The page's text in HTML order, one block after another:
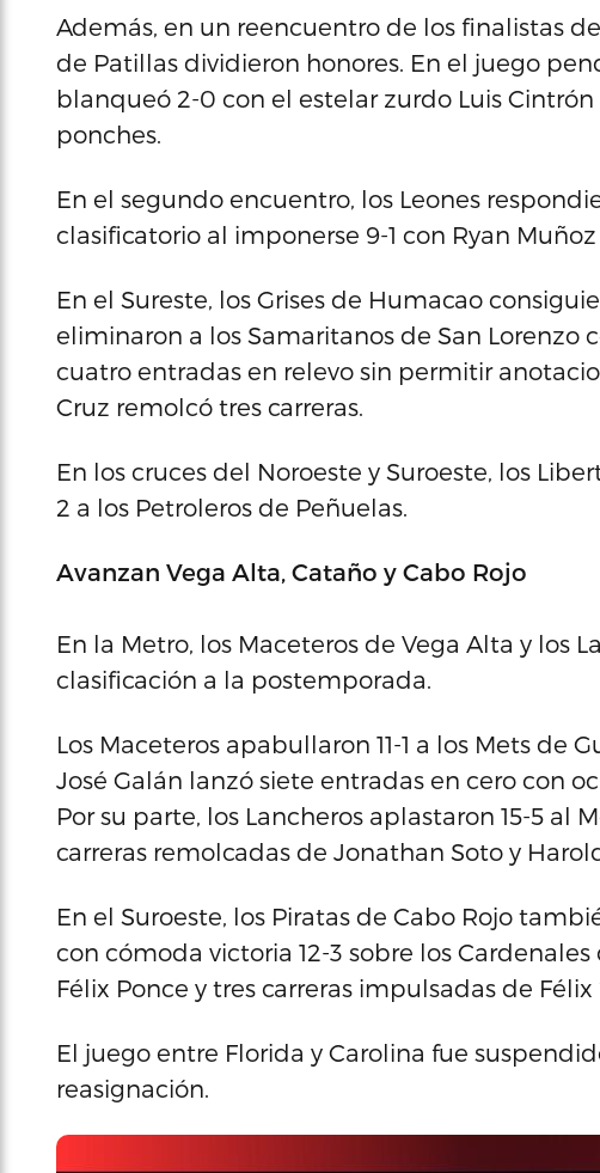
Además, en un reencuentro de los finalistas
de Patillas dividieron honores. En el juego
blanqueó 2-0 con el estelar zurdo Luis
ponches.
En el segundo encuentro, los Leones
clasificatorio al imponerse 9-1 con Ryan
En el Sureste, los Grises de Humacao
eliminaron a los Samaritanos de San Lorenzo
cuatro entradas en relevo sin permitir
Cruz remolcó tres carreras.
En los cruces del Noroeste y Suroeste, los
2 a los Petroleros de Peñuelas.
Avanzan Vega Alta, Cataño y Cabo Rojo
En la Metro, los Maceteros de Vega Alta y los
clasificación a la postemporada.
Los Maceteros apabullaron 11-1 a los Mets de
José Galán lanzó siete entradas en cero con
Por su parte, los Lancheros aplastaron 15-5 al
carreras remolcadas de Jonathan Soto y
En el Suroeste, los Piratas de Cabo Rojo
con cómoda victoria 12-3 sobre los
Félix Ponce y tres carreras impulsadas de Félix
El juego entre Florida y Carolina fue
reasignación.